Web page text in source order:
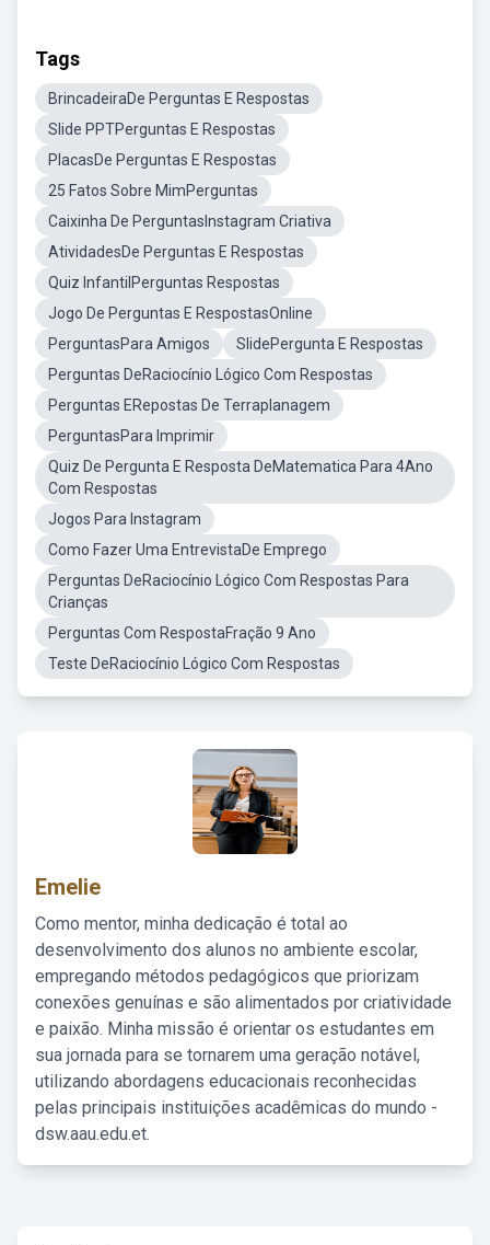
Tags
BrincadeiraDe Perguntas E Respostas
Slide PPTPerguntas E Respostas
PlacasDe Perguntas E Respostas
25 Fatos Sobre MimPerguntas
Caixinha De PerguntasInstagram Criativa
AtividadesDe Perguntas E Respostas
Quiz InfantilPerguntas Respostas
Jogo De Perguntas E RespostasOnline
PerguntasPara Amigos
SlidePergunta E Respostas
Perguntas DeRaciocínio Lógico Com Respostas
Perguntas ERepostas De Terraplanagem
PerguntasPara Imprimir
Quiz De Pergunta E Resposta DeMatematica Para 4Ano
Com Respostas
Jogos Para Instagram
Como Fazer Uma EntrevistaDe Emprego
Perguntas DeRaciocínio Lógico Com Respostas Para
Crianças
Perguntas Com RespostaFração 9 Ano
Teste DeRaciocínio Lógico Com Respostas
Emelie
Como mentor, minha dedicação é total ao
desenvolvimento dos alunos no ambiente escolar,
empregando métodos pedagógicos que priorizam
conexões genuínas e são alimentados por criatividade
e paixão. Minha missão é orientar os estudantes em
sua jornada para se tornarem uma geração notável,
utilizando abordagens educacionais reconhecidas
pelas principais instituições acadêmicas do mundo -
dsw.aau.edu.et.